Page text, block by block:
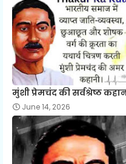
मुंशी प्रेमचंद की सर्वश्रेष्ठ
June 14, 2026